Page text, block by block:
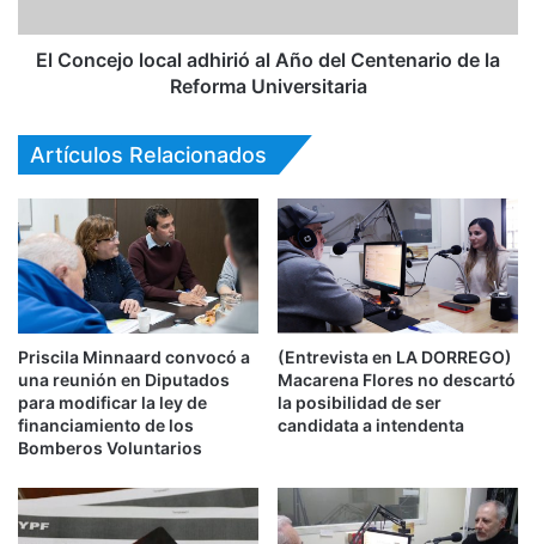
El Concejo local adhirió al Año del Centenario de la
Reforma Universitaria
Artículos Relacionados
Priscila Minnaard convocó a
una reunión en Diputados
para modificar la ley de
financiamiento de los
Bomberos Voluntarios
(Entrevista en LA DORREGO)
Macarena Flores no descartó
la posibilidad de ser
candidata a intendenta